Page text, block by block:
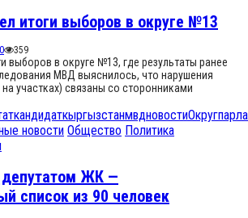
итоги выборов в округе №13
0 359
выборов в округе №13, где результаты ранее
МВД выяснилось, что нарушения
участках) связаны со сторонниками
кандидаткыргызстанмвдновостиОкруг
новости Общество Политика
депутатом ЖК —
список из 90 человек